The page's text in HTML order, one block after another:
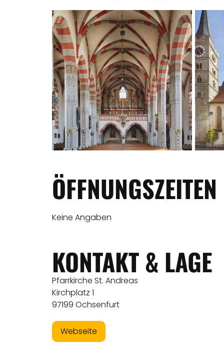
ÖFFNUNGSZEITEN
Keine Angaben
KONTAKT & LAGE
Pfarrkirche St. Andreas
Kirchplatz 1
97199 Ochsenfurt
Webseite